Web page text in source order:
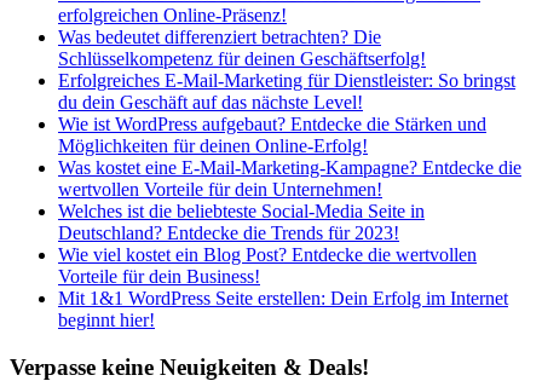
erfolgreichen Online-Präsenz!
Was bedeutet differenziert betrachten? Die
Schlüsselkompetenz für deinen Geschäftserfolg!
Erfolgreiches E-Mail-Marketing für Dienstleister: So bringst
du dein Geschäft auf das nächste Level!
Wie ist WordPress aufgebaut? Entdecke die Stärken und
Möglichkeiten für deinen Online-Erfolg!
Was kostet eine E-Mail-Marketing-Kampagne? Entdecke die
wertvollen Vorteile für dein Unternehmen!
Welches ist die beliebteste Social-Media Seite in
Deutschland? Entdecke die Trends für 2023!
Wie viel kostet ein Blog Post? Entdecke die wertvollen
Vorteile für dein Business!
Mit 1&1 WordPress Seite erstellen: Dein Erfolg im Internet
beginnt hier!
Verpasse keine Neuigkeiten & Deals!